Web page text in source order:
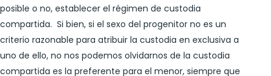
posible o no, establecer el régimen de custodia
compartida. Si bien, si el sexo del progenitor no es un
criterio razonable para atribuir la custodia en exclusiva a
uno de ello, no nos podemos olvidarnos de la custodia
compartida es la preferente para el menor, siempre que